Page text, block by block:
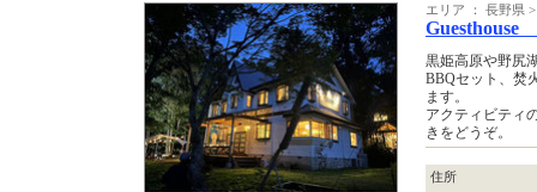
エリア ： 長野県
黒姫高原や野尻
BBQセット、焚
ます。
アクティビティ
きをどうぞ。
住所